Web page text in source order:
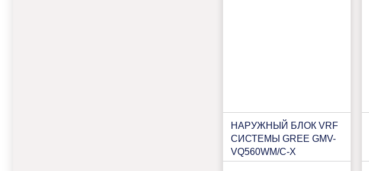
НАРУЖНЫЙ БЛОК VRF
СИСТЕМЫ GREE GMV-
VQ560WM/C-X